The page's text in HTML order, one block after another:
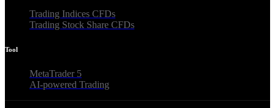
Trading Indices CFDs
Trading Stock Share CFDs
Tool
MetaTrader 5
AI-powered Trading